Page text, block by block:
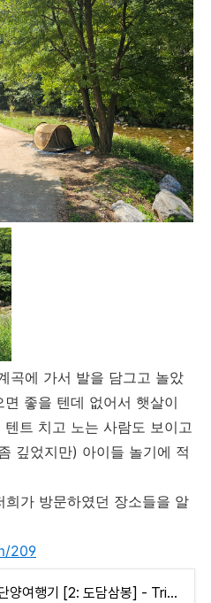
곡에 가서 발을 담그고 놀았
좋을 텐데 없어서 햇살이
트 치고 노는 사람도 보이고
깊었지만) 아이들 놀기에 적
가 방문하였던 장소들을 알
209
8월 1박2일 단양여행기 [2: 도담삼봉] - Trip to Danyang [2: Dodam Sambong]